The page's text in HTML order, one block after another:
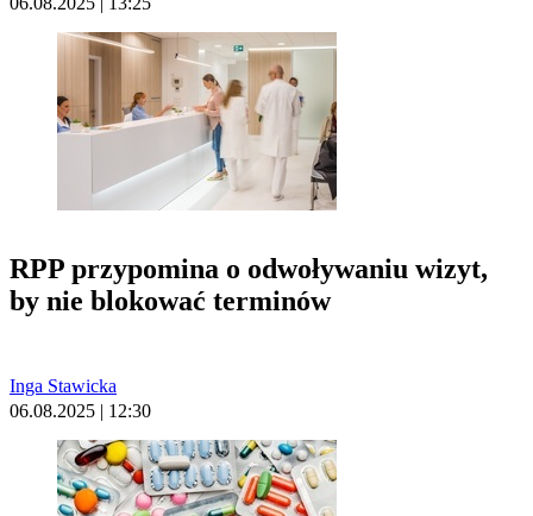
RPP przypomina o odwoływaniu wizyt,
by nie blokować terminów
Inga Stawicka
06.08.2025 | 12:30